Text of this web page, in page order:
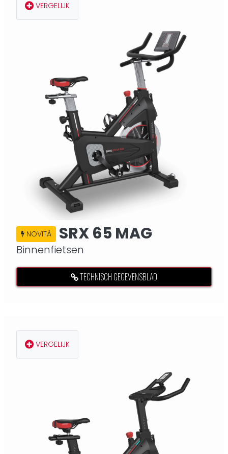
VERGELIJK
NOVITÀ SRX 65 MAG
Binnenfietsen
TECHNISCH GEGEVENSBLAD
VERGELIJK